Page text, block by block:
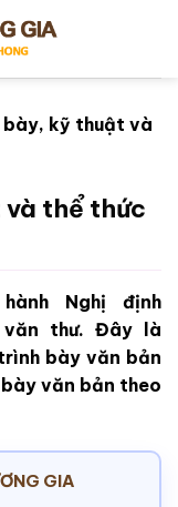
kỹ thuật và
thể thức
Nghị định
thư. Đây là
bày văn bản
văn bản theo
GIA